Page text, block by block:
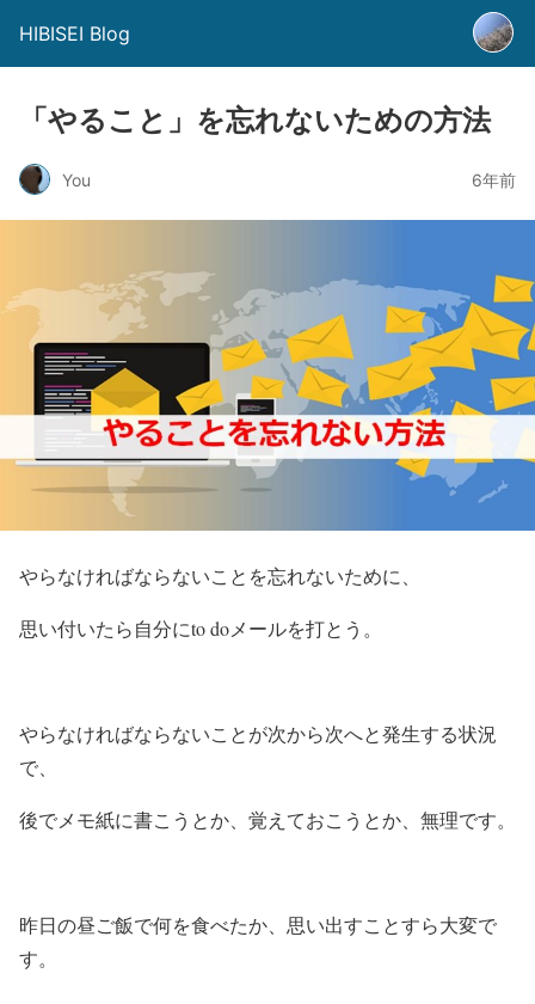
HIBISEI Blog
「やること」を忘れないための方法
You 6年前
やらなければならないことを忘れないために、
思い付いたら自分にto doメールを打とう。
やらなければならないことが次から次へと発生する状況
で、
後でメモ紙に書こうとか、覚えておこうとか、無理です。
昨日の昼ご飯で何を食べたか、思い出すことすら大変で
す。